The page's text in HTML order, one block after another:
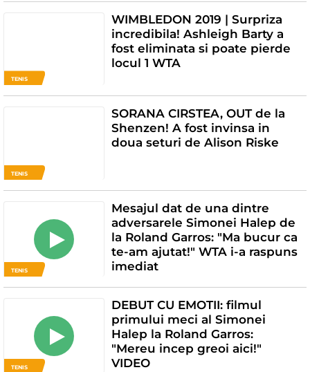
TENIS
WIMBLEDON 2019 | Surpriza
incredibila! Ashleigh Barty a
fost eliminata si poate pierde
locul 1 WTA
TENIS
SORANA CIRSTEA, OUT de la
Shenzen! A fost invinsa in
doua seturi de Alison Riske
TENIS
Mesajul dat de una dintre
adversarele Simonei Halep de
la Roland Garros: "Ma bucur ca
te-am ajutat!" WTA i-a raspuns
imediat
TENIS
DEBUT CU EMOTII: filmul
primului meci al Simonei
Halep la Roland Garros:
"Mereu incep greoi aici!"
VIDEO